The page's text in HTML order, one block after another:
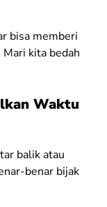
bisa memberi
kita bedah
Waktu
balik atau
benar bijak